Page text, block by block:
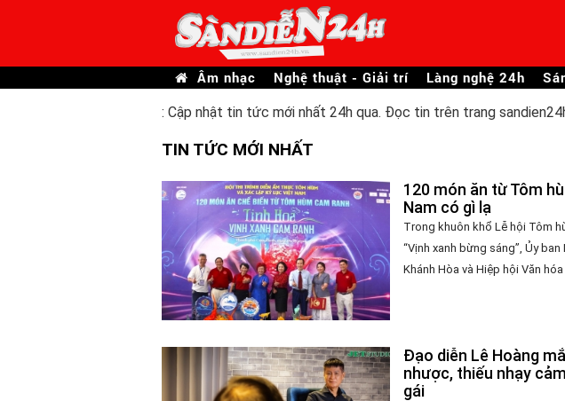
Âm nhạc Nghệ thuật - Giải trí Làng nghệ 24h
: Cập nhật tin tức mới nhất 24h qua. Đọc tin trên trang
TIN TỨC MỚI NHẤT
120 món ăn từ Tôm
Nam có gì lạ
Trong khuôn khổ Lễ hội Tôm
“Vịnh xanh bừng sáng”, Ủy ban
Khánh Hòa và Hiệp hội Văn
Đạo diễn Lê Hoàng
nhược, thiếu nhạy
gái